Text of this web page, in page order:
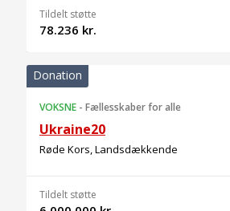
Tildelt støtte
78.236 kr.
Donation
VOKSNE - Fællesskaber for alle
Ukraine20
Røde Kors, Landsdækkende
Tildelt støtte